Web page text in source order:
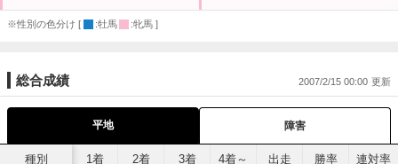
※性別の色分け [ :牡馬 :牝馬 ]
総合成績 2007/2/15 00:00
平地 障害
種別 1着 2着 3着 4着～ 出走 勝率 連対率